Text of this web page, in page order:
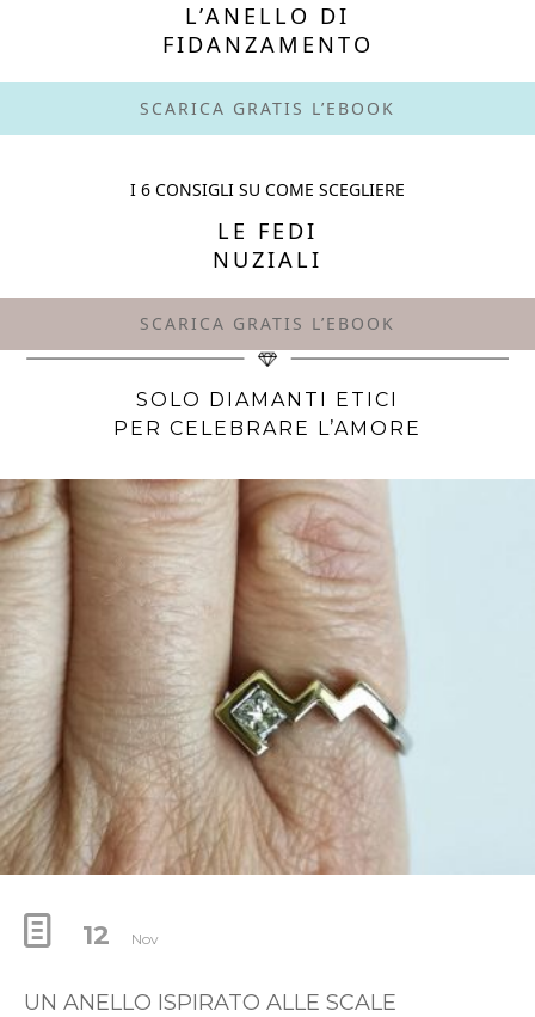
L’ANELLO DI
FIDANZAMENTO
SCARICA GRATIS L’EBOOK
I 6 CONSIGLI SU COME SCEGLIERE
LE FEDI
NUZIALI
SCARICA GRATIS L’EBOOK
SOLO DIAMANTI ETICI
PER CELEBRARE L’AMORE
12 Nov
UN ANELLO ISPIRATO ALLE SCALE